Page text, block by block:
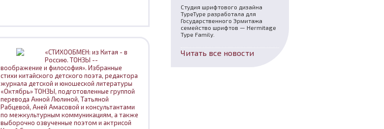
«СТИХООБМЕН: из Китая - в
Россию. ТОНЗЫ --
воображение и философия». Избранные
стихи китайского детского поэта, редактора
журнала детской и юношеской литературы
«Октябрь» ТОНЗЫ, подготовленные группой
перевода Анной Люлиной, Татьяной
Рабцевой, Аней Амасовой и консультантами
по межкультурным коммуникациям, а также
выборочно озвученные поэтом и актрисой
Студия шрифтового дизайна
TypeType разработала для
Государственного Эрмитажа
семейство шрифтов — Hermitage
Type Family.
Читать все новости